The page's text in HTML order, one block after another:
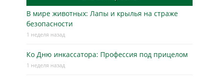
В мире животных: Лапы и крылья на страже
безопасности
1 неделя назад
Ко Дню инкассатора: Профессия под прицелом
1 неделя назад